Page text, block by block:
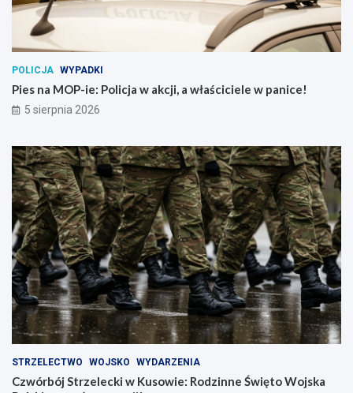
POLICJA WYPADKI
Pies na MOP-ie: Policja w akcji, a właściciele w panice!
5 sierpnia 2026
STRZELECTWO WOJSKO WYDARZENIA
Czwórbój Strzelecki w Kusowie: Rodzinne Święto Wojska